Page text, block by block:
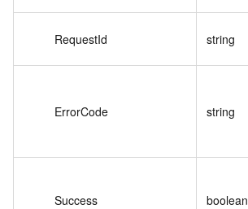
RequestId string
ErrorCode string
Success boolean